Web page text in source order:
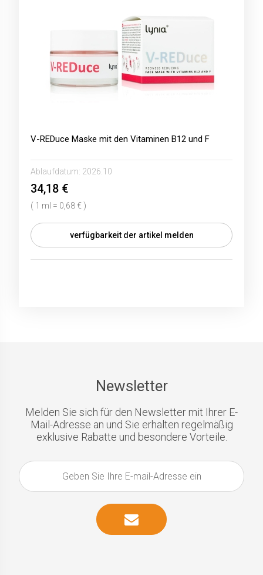
V-REDuce Maske mit den Vitaminen B12 und F
Ablaufdatum: 2026.10
34,18 €
( 1 ml = 0,68 € )
verfügbarkeit der artikel melden
Newsletter
Melden Sie sich für den Newsletter mit Ihrer E-
Mail-Adresse an und Sie erhalten regelmäßig
exklusive Rabatte und besondere Vorteile.